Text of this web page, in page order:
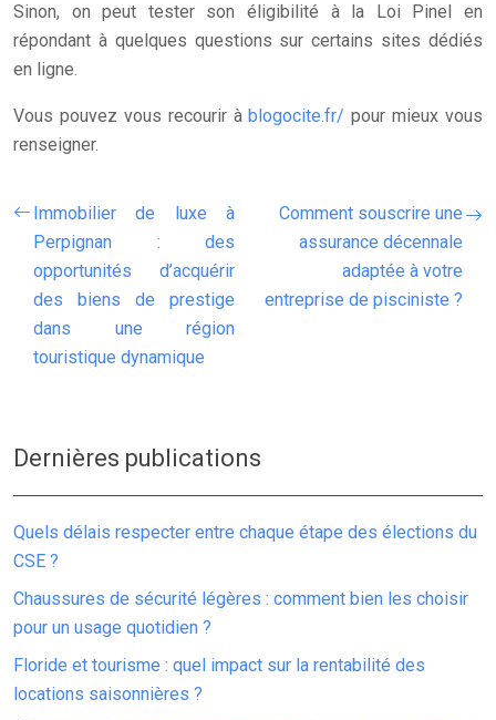
Sinon, on peut tester son éligibilité à la Loi Pinel en
répondant à quelques questions sur certains sites dédiés
en ligne.
Vous pouvez vous recourir àblogocite.fr/ pour mieux vous
renseigner.
Immobilier de luxe à
Perpignan : des
opportunités d’acquérir
des biens de prestige
dans une région
touristique dynamique
Comment souscrire une
assurance décennale
adaptée à votre
entreprise de pisciniste ?
Dernières publications
Quels délais respecter entre chaque étape des élections du
CSE ?
Chaussures de sécurité légères : comment bien les choisir
pour un usage quotidien ?
Floride et tourisme : quel impact sur la rentabilité des
locations saisonnières ?